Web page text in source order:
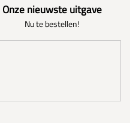
Onze nieuwste uitgave
Nu te bestellen!